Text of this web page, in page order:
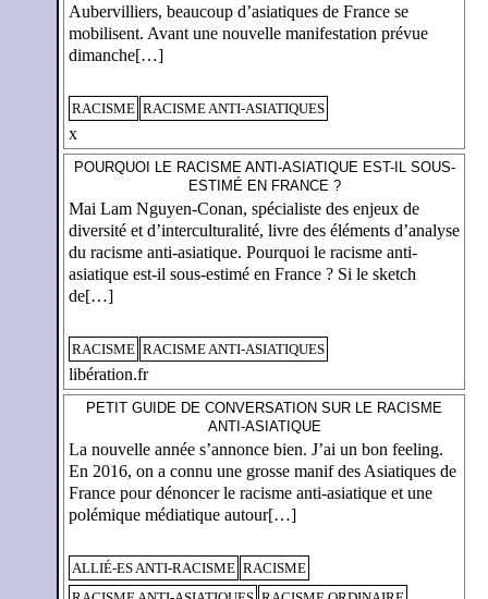
Aubervilliers, beaucoup d’asiatiques de France se
mobilisent. Avant une nouvelle manifestation prévue
dimanche[…]
RACISME RACISME ANTI-ASIATIQUES
x
POURQUOI LE RACISME ANTI-ASIATIQUE EST-IL SOUS-
ESTIMÉ EN FRANCE ?
Mai Lam Nguyen-Conan, spécialiste des enjeux de
diversité et d’interculturalité, livre des éléments d’analyse
du racisme anti-asiatique. Pourquoi le racisme anti-
asiatique est-il sous-estimé en France ? Si le sketch
de[…]
RACISME RACISME ANTI-ASIATIQUES
libération.fr
PETIT GUIDE DE CONVERSATION SUR LE RACISME
ANTI-ASIATIQUE
La nouvelle année s’annonce bien. J’ai un bon feeling.
En 2016, on a connu une grosse manif des Asiatiques de
France pour dénoncer le racisme anti-asiatique et une
polémique médiatique autour[…]
ALLIÉ-ES ANTI-RACISME RACISME